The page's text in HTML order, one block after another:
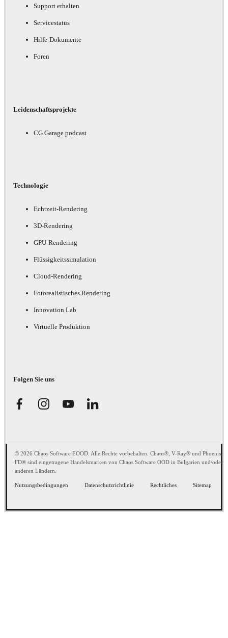
Support erhalten
Servicestatus
Hilfe-Dokumente
Foren
Leidenschaftsprojekte
CG Garage podcast
Technologie
Echtzeit-Rendering
3D-Rendering
GPU-Rendering
Flüssigkeitssimulation
Cloud-Rendering
Fotorealistisches Rendering
Innovation Lab
Virtuelle Produktion
Folgen Sie uns
© 2026 Chaos Software EOOD. Alle Rechte vorbehalten. Chaos®, V-Ray® und Phoenix
FD® sind eingetragene Handelsmarken von Chaos Software OOD in Bulgarien und/oder
anderen Ländern.
Nutzungsbedingungen Datenschutzrichtlinie Rechtliches Sitemap